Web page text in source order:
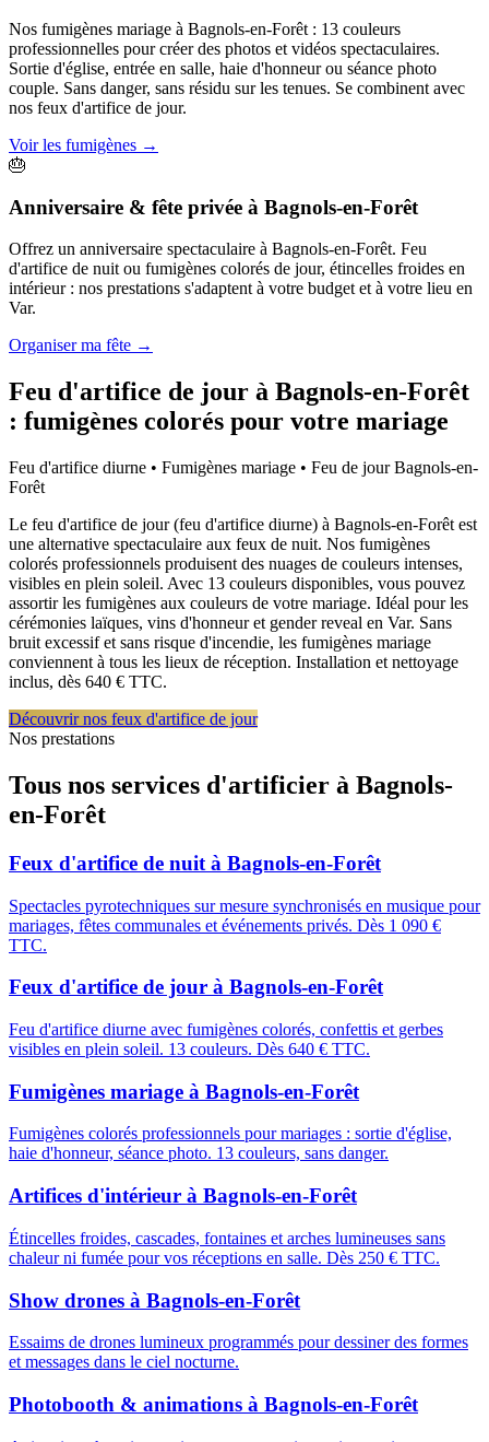
Nos fumigènes mariage à Bagnols-en-Forêt : 13 couleurs
professionnelles pour créer des photos et vidéos spectaculaires.
Sortie d'église, entrée en salle, haie d'honneur ou séance photo
couple. Sans danger, sans résidu sur les tenues. Se combinent avec
nos feux d'artifice de jour.
Voir les fumigènes →
🎂
Anniversaire & fête privée à Bagnols-en-Forêt
Offrez un anniversaire spectaculaire à Bagnols-en-Forêt. Feu
d'artifice de nuit ou fumigènes colorés de jour, étincelles froides en
intérieur : nos prestations s'adaptent à votre budget et à votre lieu en
Var.
Organiser ma fête →
Feu d'artifice de jour à Bagnols-en-Forêt
: fumigènes colorés pour votre mariage
Feu d'artifice diurne • Fumigènes mariage • Feu de jourBagnols-en-
Forêt
Le feu d'artifice de jour (feu d'artifice diurne) à Bagnols-en-Forêt est
une alternative spectaculaire aux feux de nuit. Nos fumigènes
colorés professionnels produisent des nuages de couleurs intenses,
visibles en plein soleil. Avec 13 couleurs disponibles, vous pouvez
assortir les fumigènes aux couleurs de votre mariage. Idéal pour les
cérémonies laïques, vins d'honneur et gender reveal en Var. Sans
bruit excessif et sans risque d'incendie, les fumigènes mariage
conviennent à tous les lieux de réception. Installation et nettoyage
inclus, dès 640 € TTC.
Découvrir nos feux d'artifice de jour
Nos prestations
Tous nos services d'artificier à Bagnols-
en-Forêt
Feux d'artifice de nuit à Bagnols-en-Forêt
Spectacles pyrotechniques sur mesure synchronisés en musique pour
mariages, fêtes communales et événements privés. Dès 1 090 €
TTC.
Feux d'artifice de jour à Bagnols-en-Forêt
Feu d'artifice diurne avec fumigènes colorés, confettis et gerbes
visibles en plein soleil. 13 couleurs. Dès 640 € TTC.
Fumigènes mariage à Bagnols-en-Forêt
Fumigènes colorés professionnels pour mariages : sortie d'église,
haie d'honneur, séance photo. 13 couleurs, sans danger.
Artifices d'intérieur à Bagnols-en-Forêt
Étincelles froides, cascades, fontaines et arches lumineuses sans
chaleur ni fumée pour vos réceptions en salle. Dès 250 € TTC.
Show drones à Bagnols-en-Forêt
Essaims de drones lumineux programmés pour dessiner des formes
et messages dans le ciel nocturne.
Photobooth & animations à Bagnols-en-Forêt